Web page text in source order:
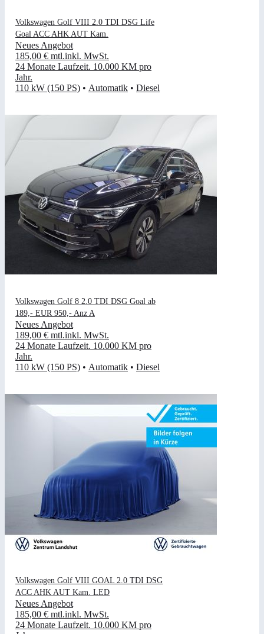
Volkswagen Golf VIII 2.0 TDI DSG Life
Goal ACC AHK AUT Kam.
Neues Angebot
185,00 € mtl.inkl. MwSt.
24 Monate Laufzeit. 10.000 KM pro
Jahr.
110 kW (150 PS) • Automatik • Diesel
Volkswagen Golf 8 2.0 TDI DSG Goal ab
189,- EUR 950,- Anz A
Neues Angebot
189,00 € mtl.inkl. MwSt.
24 Monate Laufzeit. 10.000 KM pro
Jahr.
110 kW (150 PS) • Automatik • Diesel
Volkswagen Golf VIII GOAL 2.0 TDI DSG
ACC AHK AUT Kam. LED
Neues Angebot
185,00 € mtl.inkl. MwSt.
24 Monate Laufzeit. 10.000 KM pro